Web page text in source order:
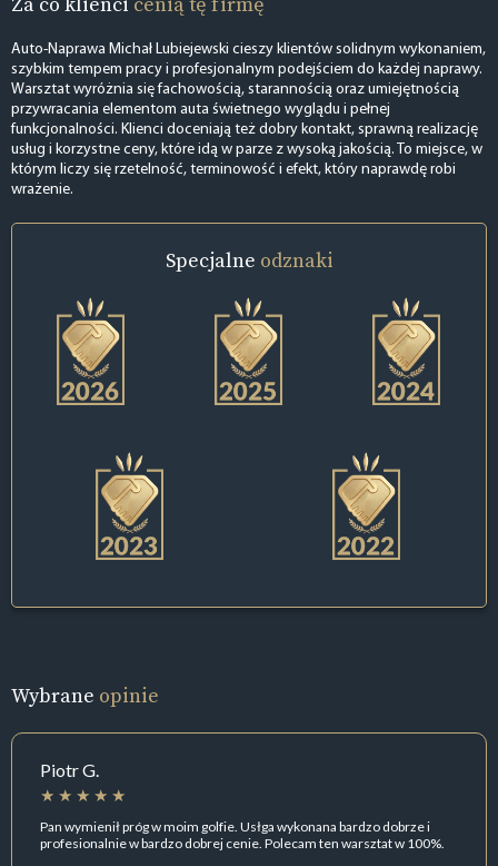
Auto-Naprawa Michał Lubiejewski cieszy klientów solidnym wykonaniem,
szybkim tempem pracy i profesjonalnym podejściem do każdej naprawy.
Warsztat wyróżnia się fachowością, starannością oraz umiejętnością
przywracania elementom auta świetnego wyglądu i pełnej
funkcjonalności. Klienci doceniają też dobry kontakt, sprawną realizację
usług i korzystne ceny, które idą w parze z wysoką jakością. To miejsce, w
którym liczy się rzetelność, terminowość i efekt, który naprawdę robi
wrażenie.
Specjalne odznaki
Wybrane opinie
Piotr G.
Pan wymienił próg w moim golfie. Usłga wykonana bardzo dobrze i
profesionalnie w bardzo dobrej cenie. Polecam ten warsztat w 100%.